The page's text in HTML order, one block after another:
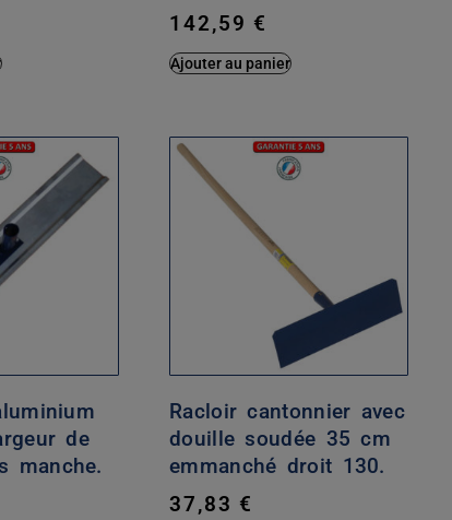
142,59 €
Ajouter au panier
de
manche.
Racloir cantonnier avec
douille soudée 35 cm
emmanché droit 130.
37,83 €